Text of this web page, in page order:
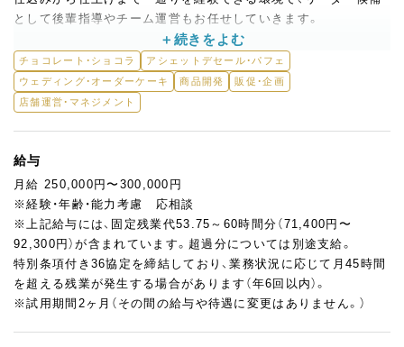
として後輩指導やチーム運営もお任せしていきます。
◆カフェデザートの提案も可能
カフェタイムには、旬のフルーツを使ったパルフェやタルトなど
を提供。
入社1年目からでも「こんなデザートをやってみたい」とアイデア
お客様との距離が近いオープンキッチンだからこそ、ダイレクト
に反応を感じられ、モチベーションにつながります。
◆チームマネジメントも担当
リーダー候補として、製造の取りまとめや若手スタッフの育成に
関わっていただきます。
セクションの進行を見守りながら、チームみんなが安心して取り
組める製造体制を一緒につくっていきましょう。
※将来的にパティスリー「平五郎」への異動の可能性があります。
チョコレート・ショコラ
アシェットデセール・パフェ
ウェディング・オーダーケーキ
商品開発
販促・企画
店舗運営・マネジメント
給与
月給 250,000円〜300,000円
※経験・年齢・能力考慮 応相談
※上記給与には、固定残業代53.75～60時間分（71,400円〜
92,300円）が含まれています。超過分については別途支給。
特別条項付き36協定を締結しており、業務状況に応じて月45時間
を超える残業が発生する場合があります（年6回以内）。
※試用期間2ヶ月（その間の給与や待遇に変更はありません。）